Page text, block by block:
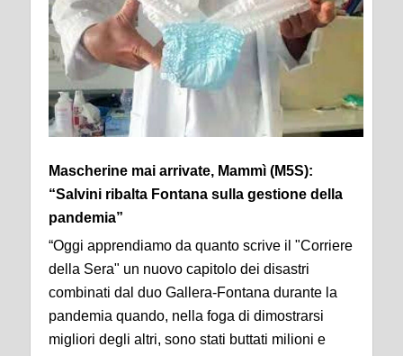
Mascherine mai arrivate, Mammì (M5S):
“Salvini ribalta Fontana sulla gestione della
pandemia”
“Oggi apprendiamo da quanto scrive il "Corriere
della Sera" un nuovo capitolo dei disastri
combinati dal duo Gallera-Fontana durante la
pandemia quando, nella foga di dimostrarsi
migliori degli altri, sono stati buttati milioni e